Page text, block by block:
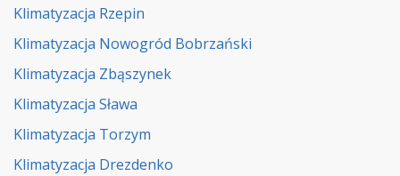
Klimatyzacja Rzepin
Klimatyzacja Nowogród Bobrzański
Klimatyzacja Zbąszynek
Klimatyzacja Sława
Klimatyzacja Torzym
Klimatyzacja Drezdenko